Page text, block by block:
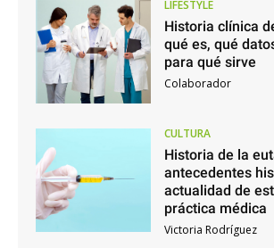
LIFESTYLE
Historia clínica
qué es, qué
para qué sirve
Colaborador
CULTURA
Historia de la
antecedentes
actualidad de
práctica médica
Victoria Rodríguez